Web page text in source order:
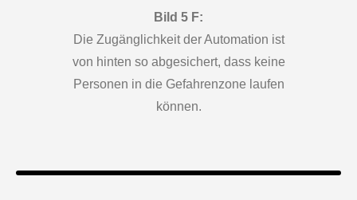
Bild 5 F:
Die Zugänglichkeit der Automation ist
von hinten so abgesichert, dass keine
Personen in die Gefahrenzone laufen
können.